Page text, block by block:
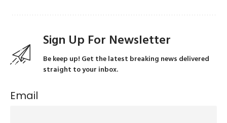
Sign Up For Newsletter
Be keep up! Get the latest breaking news delivered
straight to your inbox.
Email